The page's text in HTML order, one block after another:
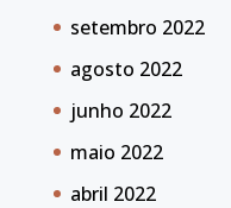
setembro 2022
agosto 2022
junho 2022
maio 2022
abril 2022